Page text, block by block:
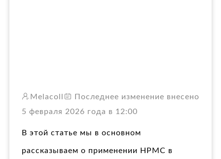
Melacoll
Последнее изменение внесено
5 февраля 2026 года в 12:00
В этой статье мы в основном
рассказываем о применении HPMC в